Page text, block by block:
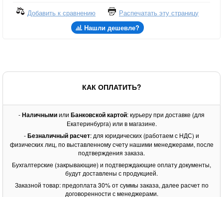
Добавить к сравнению
Распечатать эту страницу
Нашли дешевле?
КАК ОПЛАТИТЬ?
-Наличнымиили Банковской картой: курьеру при доставке (для
Екатеринбурга) или в магазине.
-Безналичный расчет: для юридических (работаем с НДС) и
физических лиц, по выставленному счету нашими менеджерами, после
подтверждения заказа.
Бухгалтерские (закрывающие) и подтверждающие оплату документы,
будут доставлены с продукцией.
Заказной товар: предоплата 30% от суммы заказа, далее расчет по
договоренности с менеджерами.